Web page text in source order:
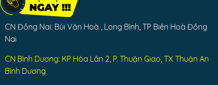
TPHCM
CN Đồng Nai: Bùi Văn Hoà , Long Bình, TP Biên Hoà Đồng
Nai
CN Bình Dương: KP Hòa Lân 2, P. Thuận Giao, TX Thuận An
Bình Dương